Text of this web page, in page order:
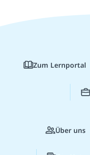
Zum Lernportal
Über uns